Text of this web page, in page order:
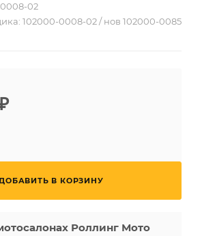
02
102000-0008-02 / нов 102000-0085
В КОРЗИНУ
Роллинг Мото